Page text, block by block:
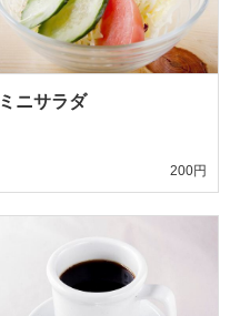
ミニサラダ
200円